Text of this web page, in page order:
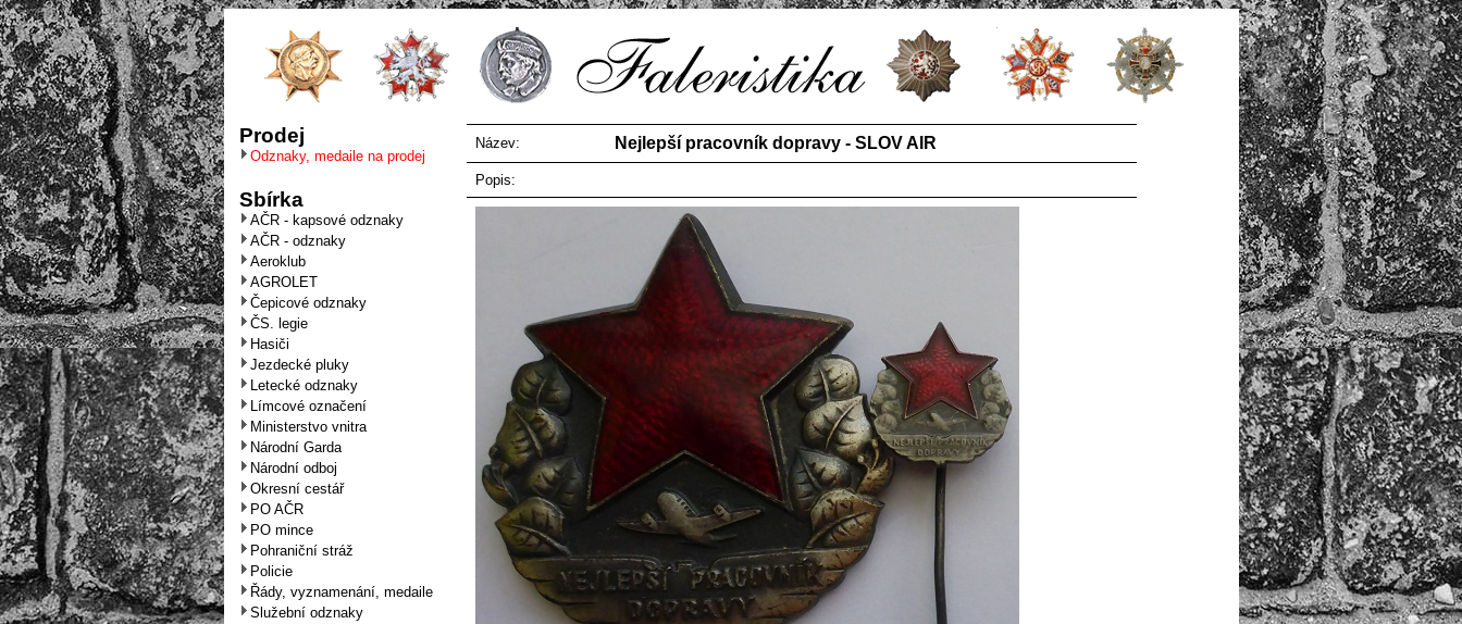
Prodej
Odznaky, medaile na prodej
Sbírka
AČR - kapsové odznaky
AČR - odznaky
Aeroklub
AGROLET
Čepicové odznaky
ČS. legie
Hasiči
Jezdecké pluky
Letecké odznaky
Límcové označení
Ministerstvo vnitra
Národní Garda
Národní odboj
Okresní cestář
PO AČR
PO mince
Pohraniční stráž
Policie
Řády, vyznamenání, medaile
Služební odznaky
Název: Nejlepší pracovník dopravy - SLOV AIR
Popis: